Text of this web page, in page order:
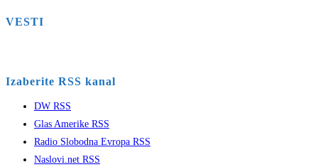
VESTI
Izaberite RSS kanal
DW RSS
Glas Amerike RSS
Radio Slobodna Evropa RSS
Naslovi.net RSS